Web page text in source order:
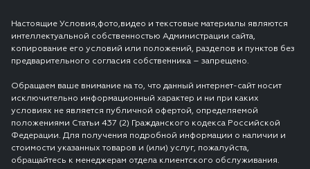
Настоящие Условия,фото,видео и текстовые материалы являются
интеллектуальной собственностью Администрации сайта,
копирование его условий или положений, разделов и пунктов без
предварительного согласия собственника – запрещено.
Обращаем ваше внимание на то, что данный интернет-сайт носит
исключительно информационный характер и ни при каких
условиях не является публичной офертой, определяемой
положениями Статьи 437 (2) Гражданского кодекса Российской
Федерации. Для получения подробной информации о наличии и
стоимости указанных товаров и (или) услуг, пожалуйста,
обращайтесь к менеджерам отдела клиентского обслуживания.